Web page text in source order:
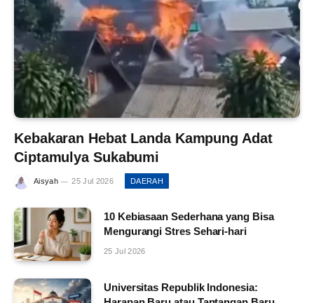
Kebakaran Hebat Landa Kampung Adat
Ciptamulya Sukabumi
Aisyah 25 Jul 2026 DAERAH
10 Kebiasaan Sederhana yang Bisa
Mengurangi Stres Sehari-hari
25 Jul 2026
Universitas Republik Indonesia: